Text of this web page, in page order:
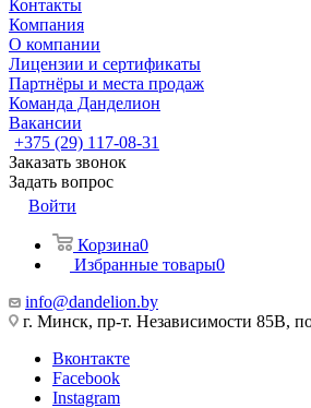
Контакты
Компания
О компании
Лицензии и сертификаты
Партнёры и места продаж
Команда Данделион
Вакансии
+375 (29) 117-08-31
Заказать звонок
Задать вопрос
Войти
Корзина0
Избранные товары0
info@dandelion.by
г. Минск, пр-т. Независимости 85В,
Вконтакте
Facebook
Instagram